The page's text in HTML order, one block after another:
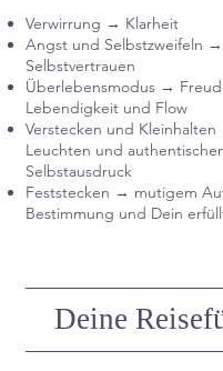
Verwirrung → Klarheit
Angst und Selbstzweifeln
Selbstvertrauen
Überlebensmodus →
Lebendigkeit und Flow
Verstecken und
Leuchten und
Selbstausdruck
Feststecken → mutigem
Bestimmung und Dein
Deine